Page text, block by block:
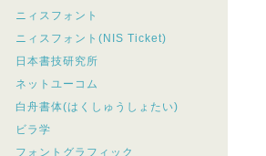
ニィスフォント
ニィスフォント(NIS Ticket)
日本書技研究所
ネットユーコム
白舟書体(はくしゅうしょたい)
ビラ学
フォントグラフィック